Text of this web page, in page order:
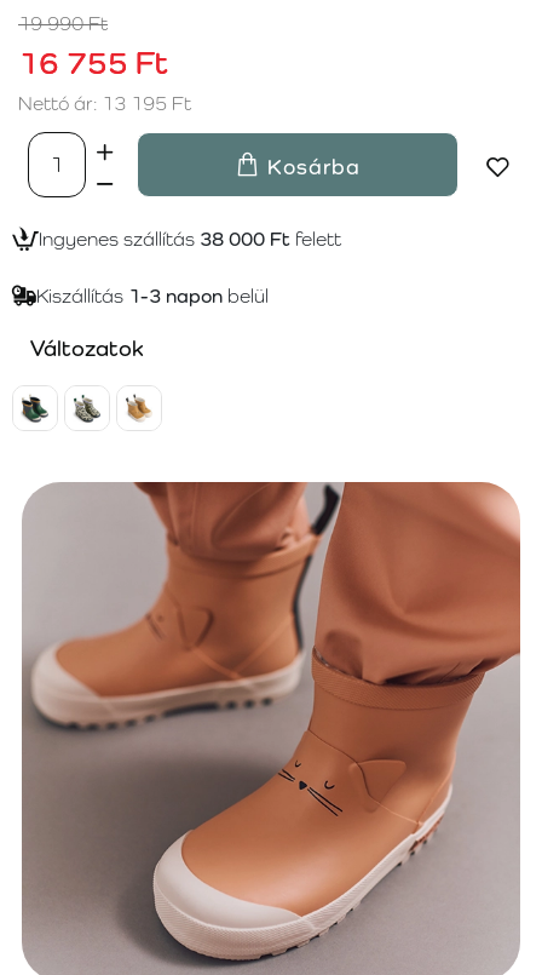
16 755 Ft
19 990 Ft
Nettó ár: 13 195 Ft
Kosárba
Ingyenes szállítás 38 000 Ft felett
Kiszállítás 1-3 napon belül
Változatok